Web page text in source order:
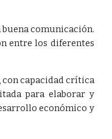
comunicación.
entre los diferentes
capacidad crítica
para elaborar y
económico y